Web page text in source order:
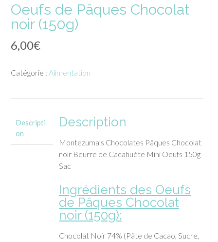
Oeufs de Pâques Chocolat
noir (150g)
6,00€
Catégorie : Alimentation
Descripti
on
Description
Montezuma’s Chocolates Pâques Chocolat
noir Beurre de Cacahuète Mini Oeufs 150g
Sac
Ingrédients des Oeufs
de Pâques Chocolat
noir (150g):
Chocolat Noir 74% (Pâte de Cacao, Sucre,